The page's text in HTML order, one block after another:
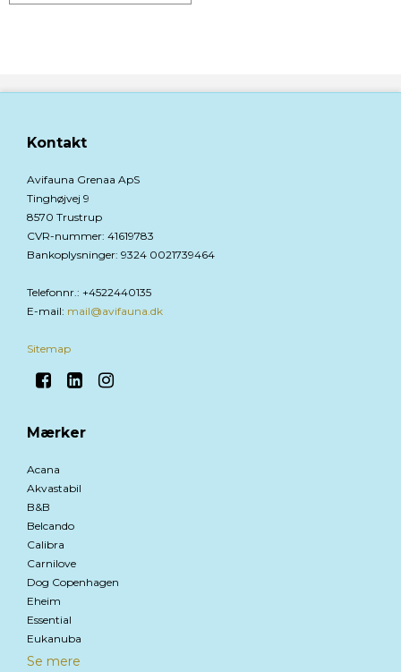
Kontakt
Avifauna Grenaa ApS
Tinghøjvej 9
8570 Trustrup
CVR-nummer: 41619783
Bankoplysninger: 9324 0021739464
Telefonnr.: +4522440135
E-mail: mail@avifauna.dk
Sitemap
Mærker
Acana
Akvastabil
B&B
Belcando
Calibra
Carnilove
Dog Copenhagen
Eheim
Essential
Eukanuba
Se mere